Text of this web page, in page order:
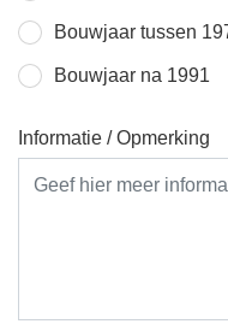
Bouwjaar tussen
Bouwjaar na 1991
Informatie / Opmerking